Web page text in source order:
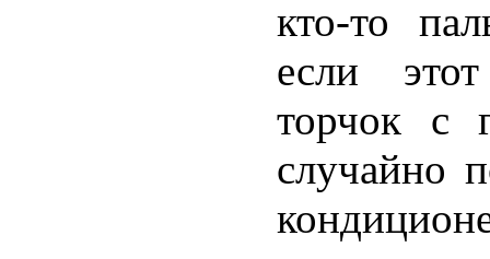
кто-то
если
торчок с
случайно